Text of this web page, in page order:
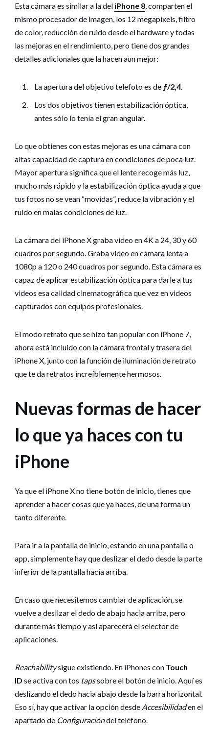
Esta cámara es similar a la del iPhone 8 , comparten el
mismo procesador de imagen, los 12 megapixels, filtro
de color, reducción de ruido desde el hardware y todas
las mejoras en el rendimiento, pero tiene dos grandes
detalles adicionales que la hacen aun mejor:
La apertura del objetivo telefoto es de ƒ/2,4
Los dos objetivos tienen estabilización óptica,
antes sólo lo tenía el gran angular.
Lo que obtienes con estas mejoras es una cámara con
altas capacidad de captura en condiciones de poca luz.
Mayor apertura significa que el lente recoge más luz,
mucho más rápido y la estabilización óptica ayuda a que
tus fotos no se vean “movidas”, reduce la vibración y el
ruido en malas condiciones de luz.
La cámara del iPhone X graba video en 4K a 24, 30 y 60
cuadros por segundo. Graba video en cámara lenta a
1080p a 120 o 240 cuadros por segundo. Esta cámara es
capaz de aplicar estabilización óptica para darle a tus
videos esa calidad cinematográfica que vez en videos
capturados con equipos profesionales.
El modo retrato que se hizo tan popular con iPhone 7,
ahora está incluido con la cámara frontal y trasera del
iPhone X, junto con la función de iluminación de retrato
que te da retratos increíblemente hermosos.
Nuevas formas de hacer
lo que ya haces con tu
iPhone
Ya que el iPhone X no tiene botón de inicio, tienes que
aprender a hacer cosas que ya haces, de una forma un
tanto diferente.
Para ir a la pantalla de inicio, estando en una pantalla o
app, simplemente hay que deslizar el dedo desde la parte
inferior de la pantalla hacia arriba.
En caso que necesitemos cambiar de aplicación, se
vuelve a deslizar el dedo de abajo hacia arriba, pero
durante más tiempo y así aparecerá el selector de
aplicaciones.
Reachabilitysigue existiendo. En iPhones con Touch
ID se activa con tos tapssobre el botón de inicio. Aquí es
deslizando el dedo hacia abajo desde la barra horizontal.
Eso sí, hay que activar la opción desde Accesibilidaden el
apartado de Configuracióndel teléfono.